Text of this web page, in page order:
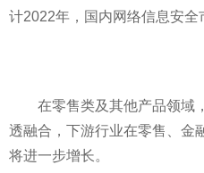
计2022年，国内网络信息安全
在零售类及其他产品领域
透融合，下游行业在零售、 金
将进一步增长。